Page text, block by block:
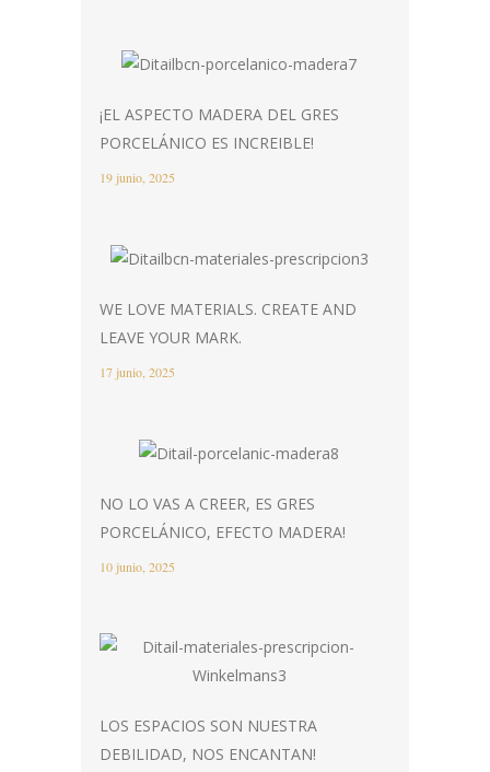
¡EL ASPECTO MADERA DEL GRES
PORCELÁNICO ES INCREIBLE!
19 junio, 2025
WE LOVE MATERIALS. CREATE AND
LEAVE YOUR MARK.
17 junio, 2025
NO LO VAS A CREER, ES GRES
PORCELÁNICO, EFECTO MADERA!
10 junio, 2025
LOS ESPACIOS SON NUESTRA
DEBILIDAD, NOS ENCANTAN!